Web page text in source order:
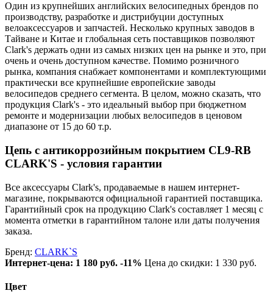
Один из крупнейших английских велосипедных брендов по
производству, разработке и дистрибуции доступных
велоаксессуаров и запчастей. Несколько крупных заводов в
Тайване и Китае и глобальная сеть поставщиков позволяют
Clark's держать одни из самых низких цен на рынке и это, при
очень и очень доступном качестве. Помимо розничного
рынка, компания снабжает компонентами и комплектующими
практически все крупнейшие европейские заводы
велосипедов среднего сегмента. В целом, можно сказать, что
продукция Clark's - это идеальный выбор при бюджетном
ремонте и модернизации любых велосипедов в ценовом
диапазоне от 15 до 60 т.р.
Цепь с антикоррозийным покрытием CL9-RB
CLARK'S - условия гарантии
Все аксессуары Clark's, продаваемые в нашем интернет-
магазине, покрываются официальной гарантией поставщика.
Гарантийный срок на продукцию Clark's составляет 1 месяц с
момента отметки в гарантийном талоне или даты получения
заказа.
Бренд: CLARK`S
Интернет-цена: 1 180 руб. -11% Цена до скидки: 1 330 руб.
Цвет